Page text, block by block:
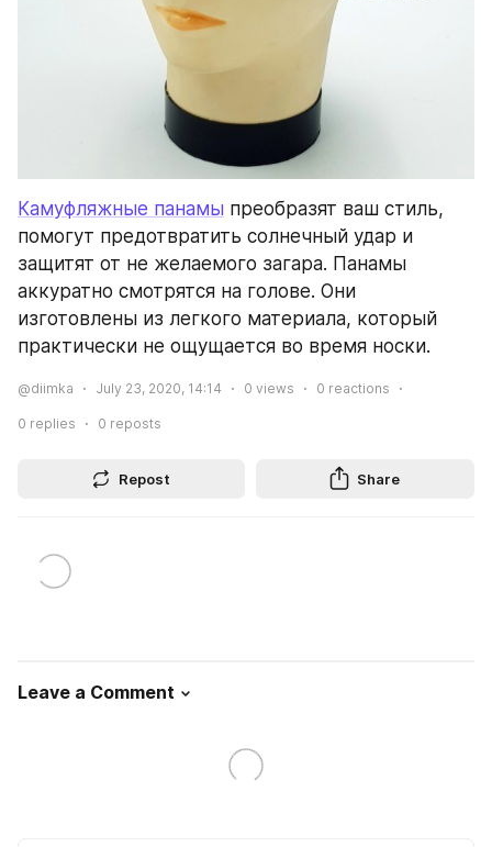
Камуфляжные панамы преобразят ваш стиль,
помогут предотвратить солнечный удар и
защитят от не желаемого загара. Панамы
аккуратно смотрятся на голове. Они
изготовлены из легкого материала, который
практически не ощущается во время носки.
@diimka July 23, 2020, 14:14 0 views 0 reactions
0 replies 0 reposts
Repost Share
Leave a Comment